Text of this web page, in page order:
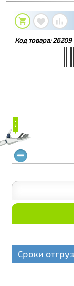
Код товара:26209
₽₽
Сроки